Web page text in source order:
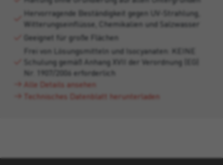
Hervorragende Beständigkeit gegen UV-Strahlung,
Witterungseinflüsse, Chemikalien und Salzwasser
Geeignet für große Flächen
Frei von Lösungsmitteln und Isocyanaten: KEINE
Schulung gemäß Anhang XVII der Verordnung (EG)
Nr. 1907/2006 erforderlich
Alle Details ansehen
Technisches Datenblatt herunterladen